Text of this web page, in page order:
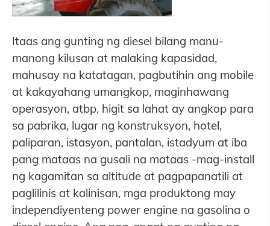
Itaas ang gunting ng diesel bilang manu-
manong kilusan at malaking kapasidad,
mahusay na katatagan, pagbutihin ang mobile
at kakayahang umangkop, maginhawang
operasyon, atbp, higit sa lahat ay angkop para
sa pabrika, lugar ng konstruksyon, hotel,
paliparan, istasyon, pantalan, istadyum at iba
pang mataas na gusali na mataas -mag-install
ng kagamitan sa altitude at pagpapanatili at
paglilinis at kalinisan, mga produktong may
independiyenteng power engine na gasolina o